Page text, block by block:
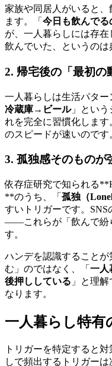
家族や同居人がいると
ます。「 今日も飲んでる
が、一人暮らしには存
飲んでいた、というのは
2. 帰宅後の「最初の
一人暮らしは生活パター
冷蔵庫→ビール」という
れを完全に習慣化しま
のスピードが速いのです
3. 孤独感そのものが
依存症研究で知られる
**のうち、「 孤独（
すいトリガーです。
——これらが「飲んで紛
す。
ハンデを認識すること
む」のではなく、「 一人
後押ししている 」と理
なります。
一人暮らし特有
トリガーを特定すると
しで頻出するトリガーは